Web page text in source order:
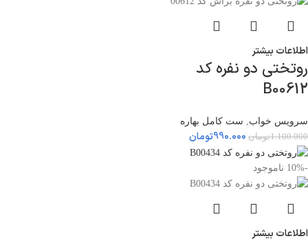
اطلاعات بیشتر
روتختی دو نفره کد
B00612
سرویس خواب, ست کامل بهاره
1.100.000تومان 990.000تومان
-10% ناموجود
اطلاعات بیشتر